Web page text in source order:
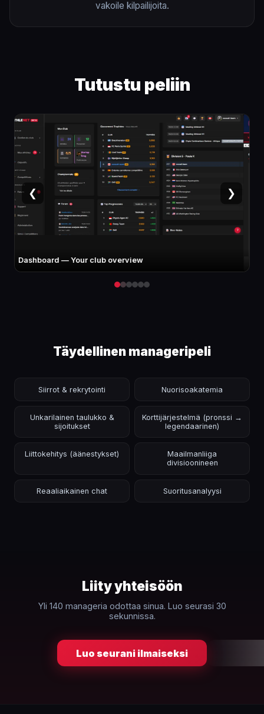
vakoile kilpailijoita.
Tutustu peliin
❮
Athlete card — Stats, specialty, potential
❯
Täydellinen manageripeli
Siirrot & rekrytointi Nuorisoakatemia
Unkarilainen taulukko &
sijoitukset
Korttijärjestelmä (pronssi →
legendaarinen)
Liittokehitys (äänestykset)
Maailmanliiga
divisioonineen
Reaaliaikainen chat Suoritusanalyysi
Liity yhteisöön
Yli 140 manageria odottaa sinua. Luo seurasi 30
sekunnissa.
Luo seurani ilmaiseksi